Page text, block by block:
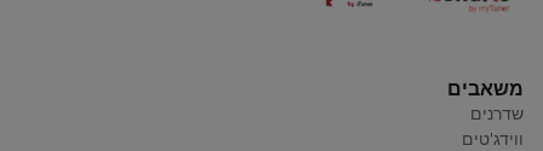
משאבים
שדרנים
ווידג'טים